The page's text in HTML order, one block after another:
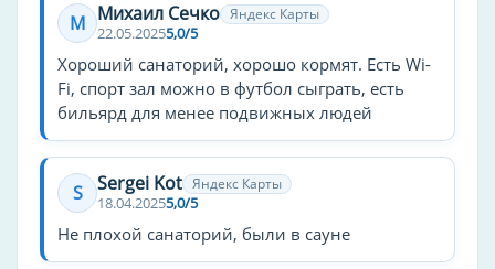
Электросон
Кабинет психологической разгрузки
Кинезитерапия
Велотренировки
В зале
Групповая
М Михаил Сечко Яндекс Карты
22.05.20255,0/5
Хороший санаторий, хорошо кормят. Есть Wi-
Fi, спорт зал можно в футбол сыграть, есть
бильярд для менее подвижных людей
S Sergei Kot Яндекс Карты
18.04.20255,0/5
Не плохой санаторий, были в сауне